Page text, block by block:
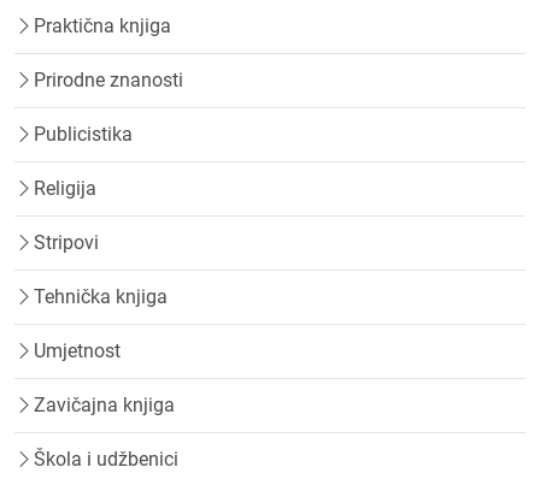
Praktična knjiga
Prirodne znanosti
Publicistika
Religija
Stripovi
Tehnička knjiga
Umjetnost
Zavičajna knjiga
Škola i udžbenici